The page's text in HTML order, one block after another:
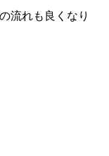
流れも良くなり